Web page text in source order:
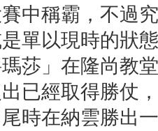
中稱霸，不過
是單以現時的狀
莎」在隆尚教
已經取得勝仗
尾時在納雲勝出